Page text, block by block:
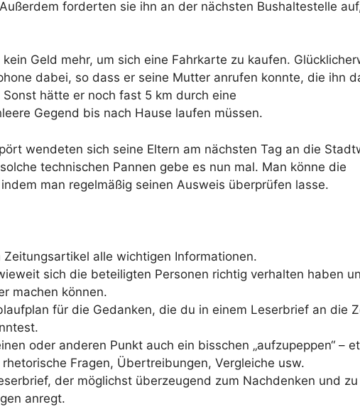
forderten sie ihn an der nächsten Bushaltestelle
Geld mehr, um sich eine Fahrkarte zu kaufen.
dabei, so dass er seine Mutter anrufen konnte, die ihn
hätte er noch fast 5 km durch eine
Gegend bis nach Hause laufen müssen.
wendeten sich seine Eltern am nächsten Tag an die
technischen Pannen gebe es nun mal. Man könne die
man regelmäßig seinen Ausweis überprüfen lasse.
Zeitungsartikel alle wichtigen Informationen.
sich die beteiligten Personen richtig verhalten haben
machen können.
für die Gedanken, die du in einem Leserbrief an die
oder anderen Punkt auch ein bisschen „aufzupeppen“ –
Fragen, Übertreibungen, Vergleiche usw.
der möglichst überzeugend zum Nachdenken und zu
anregt.